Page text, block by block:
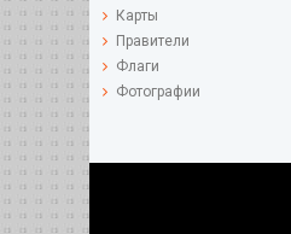
Карты
Правители
Флаги
Фотографии